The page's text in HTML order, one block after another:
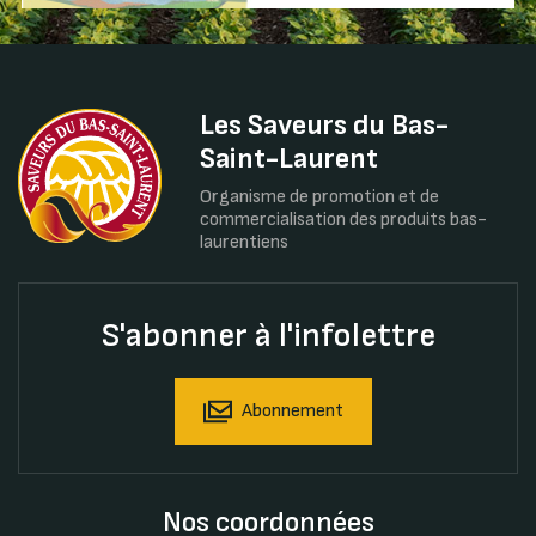
Les Saveurs du Bas-
Saint-Laurent
Organisme de promotion et de
commercialisation des produits bas-
laurentiens
S'abonner à l'infolettre
Abonnement
Nos coordonnées